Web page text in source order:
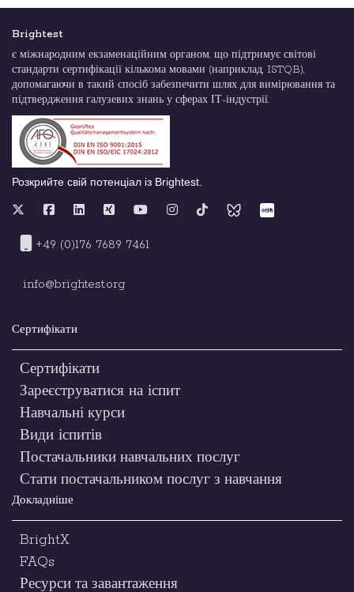
Brightest
є міжнародним екзаменаційним органом, що підтримує світові
стандарти сертифікації кількома мовами (наприклад, ISTQB),
допомагаючи в такий спосіб забезпечити шлях для вимірювання та
підтвердження галузевих знань у сферах ІТ-індустрії.
Розкрийте свій потенціал із Brightest.
+49 (0)176 7689 7461
info@brightest.org
Сертифікати
Сертифікати
Зареєструватися на іспит
Навчальні курси
Види іспитів
Постачальники навчальних послуг
Стати постачальником послуг з навчання
Докладніше
BrightX
FAQs
Ресурси та завантаження